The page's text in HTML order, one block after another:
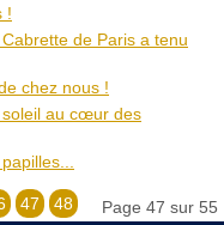
!
de Paris a tenu
chez nous !
soleil au cœur des
Page 47 sur 55
47
48